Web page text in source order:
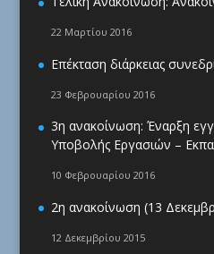
22 Μαρτίου 2016
Επέκταση διάρκειας
23 Φεβρουαρίου 2016
3η ανακοίνωση: Έναρξη
Υποβολής Εργασιών –
10 Φεβρουαρίου 2016
2η ανακοίνωση (13
12 Δεκεμβρίου 2015